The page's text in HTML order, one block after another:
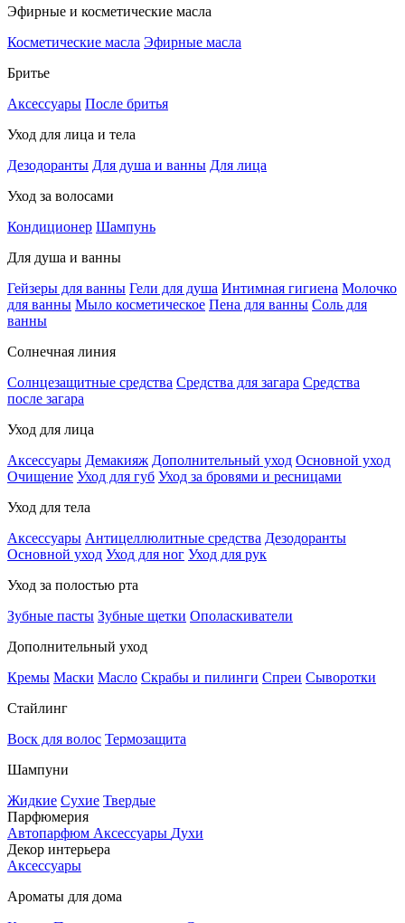
Эфирные и косметические масла
Косметические масла Эфирные масла
Бритье
Аксессуары После бритья
Уход для лица и тела
Дезодоранты Для душа и ванны Для лица
Уход за волосами
Кондиционер Шампунь
Для душа и ванны
Гейзеры для ванны Гели для душа Интимная гигиена Молочко
для ванны Мыло косметическое Пена для ванны Соль для
ванны
Солнечная линия
Солнцезащитные средства Средства для загара Средства
после загара
Уход для лица
Аксессуары Демакияж Дополнительный уход Основной уход
Очищение Уход для губ Уход за бровями и ресницами
Уход для тела
Аксессуары Антицеллюлитные средства Дезодоранты
Основной уход Уход для ног Уход для рук
Уход за полостью рта
Зубные пасты Зубные щетки Ополаскиватели
Дополнительный уход
Кремы Маски Масло Скрабы и пилинги Спреи Сыворотки
Стайлинг
Воск для волос Термозащита
Шампуни
Жидкие Сухие Твердые
Парфюмерия
Автопарфюм Аксессуары Духи
Декор интерьера
Аксессуары
Ароматы для дома